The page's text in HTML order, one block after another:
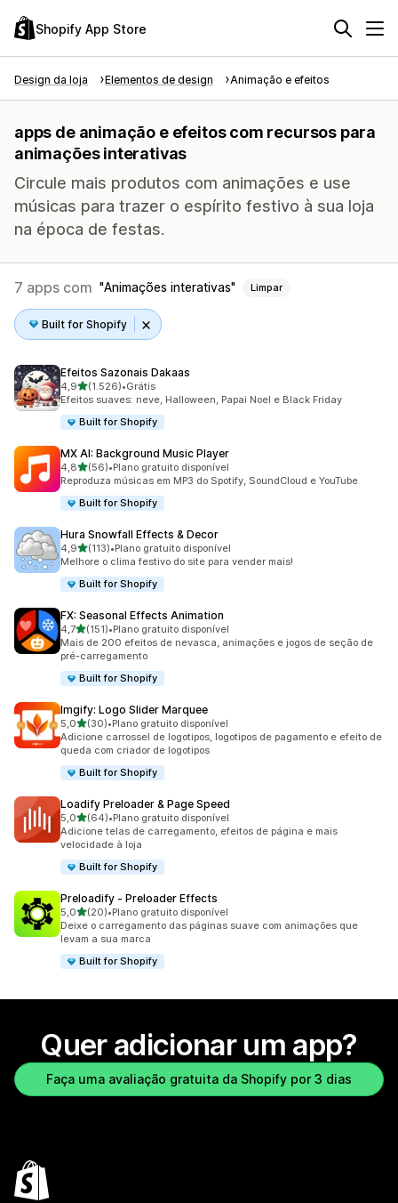
Shopify App Store
Design da loja Elementos de design Animação e efeitos
apps de animação e efeitos com recursos para
animações interativas
Circule mais produtos com animações e use
músicas para trazer o espírito festivo à sua loja
na época de festas.
7 apps com Animações interativas Limpar
Built for Shopify
Efeitos Sazonais Dakaas
4,9de 5 estrelas
(1.526)
1526 avaliações ao todo
•Grátis
Efeitos suaves: neve, Halloween, Papai Noel e Black Friday
Built for Shopify
MX AI: Background Music Player
4,8de 5 estrelas
(56)
56 avaliações ao todo
•Plano gratuito disponível
Reproduza músicas em MP3 do Spotify, SoundCloud e YouTube
Built for Shopify
Hura Snowfall Effects & Decor
4,9de 5 estrelas
(113)
113 avaliações ao todo
•Plano gratuito disponível
Melhore o clima festivo do site para vender mais!
Built for Shopify
FX: Seasonal Effects Animation
4,7de 5 estrelas
(151)
151 avaliações ao todo
•Plano gratuito disponível
Mais de 200 efeitos de nevasca, animações e jogos de seção de
pré-carregamento
Built for Shopify
Imgify: Logo Slider Marquee
5,0de 5 estrelas
(30)
30 avaliações ao todo
•Plano gratuito disponível
Adicione carrossel de logotipos, logotipos de pagamento e efeito de
queda com criador de logotipos
Built for Shopify
Loadify Preloader & Page Speed
5,0de 5 estrelas
(64)
64 avaliações ao todo
•Plano gratuito disponível
Adicione telas de carregamento, efeitos de página e mais
velocidade à loja
Built for Shopify
Preloadify ‑ Preloader Effects
5,0de 5 estrelas
(20)
20 avaliações ao todo
•Plano gratuito disponível
Deixe o carregamento das páginas suave com animações que
levam a sua marca
Built for Shopify
Quer adicionar um app?
Faça uma avaliação gratuita da Shopify por 3 dias